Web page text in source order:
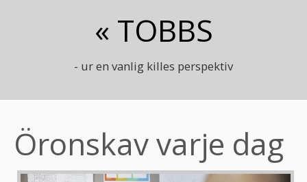
« TOBBS
- ur en vanlig killes perspektiv
Öronskav varje dag